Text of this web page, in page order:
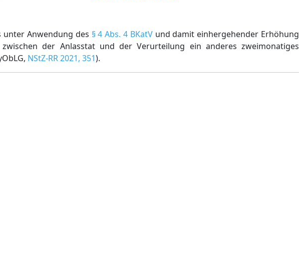
unter Anwendung des § 4 Abs. 4 BKatVund damit einhergehender Erhöhung
der Anlasstat und der Verurteilung ein anderes zweimonatiges
NStZ-RR 2021, 351).